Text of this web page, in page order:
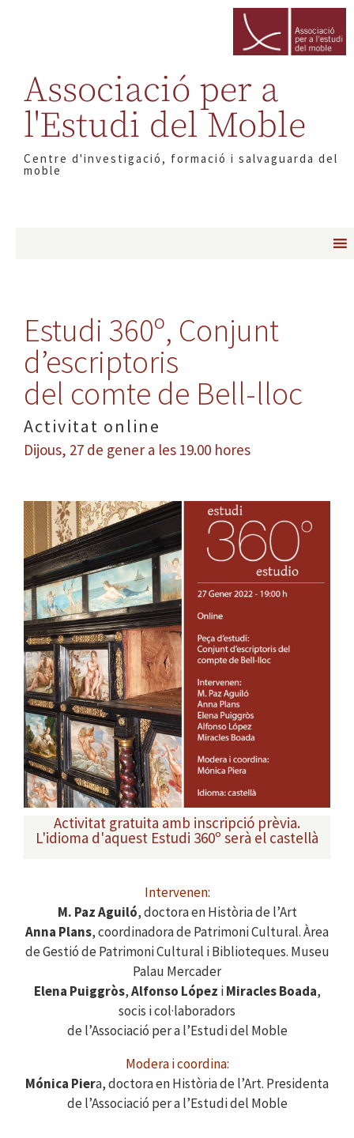
Associació per a
l'Estudi del Moble
Centre d'investigació, formació i salvaguarda del
moble
Estudi 360º, Conjunt
d’escriptoris
del comte de Bell-lloc
Activitat online
Dijous, 27 de gener a les 19.00 hores
Activitat gratuita amb inscripció prèvia.
L'idioma d'aquest Estudi 360º serà el castellà
Intervenen:
M. Paz Aguiló, doctora en Història de l’Art
Anna Plans, coordinadora de Patrimoni Cultural. Àrea
de Gestió de Patrimoni Cultural i Biblioteques. Museu
Palau Mercader
Elena Puiggròs,Alfonso López iMiracles Boada,
socis i col·laboradors
de l’Associació per a l’Estudi del Moble
Modera i coordina:
Mónica Piera, doctora en Història de l’Art. Presidenta
de l’Associació per a l’Estudi del Moble